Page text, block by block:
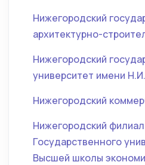
Нижегородский
архитектурно-
Нижегородский
университет имени
Нижегородский
Нижегородский филиал
Государственного
Высшей школы